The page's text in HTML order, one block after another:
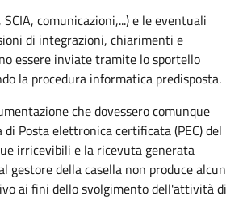
comunicazioni,...) e le eventuali
di integrazioni, chiarimenti e
essere inviate tramite lo sportello
la procedura informatica predisposta.
che dovessero comunque
di Posta elettronica certificata (PEC) del
irricevibili e la ricevuta generata
gestore della casella non produce alcun
ai fini dello svolgimento dell'attività di